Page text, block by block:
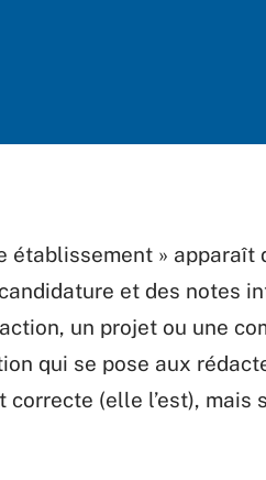
établissement »
et des notes
un projet ou une
qui se pose aux
(elle l’est),